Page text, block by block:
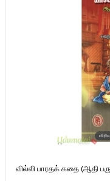
வில்லி பாரதக் கதை (ஆதி